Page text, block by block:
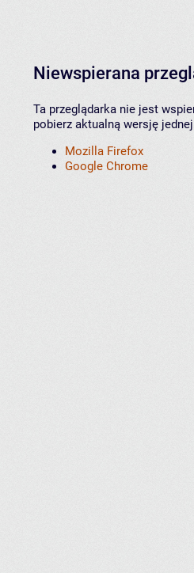
Niewspierana
Ta przeglądarka nie jest
pobierz aktualną wersję
Mozilla Firefox
Google Chrome